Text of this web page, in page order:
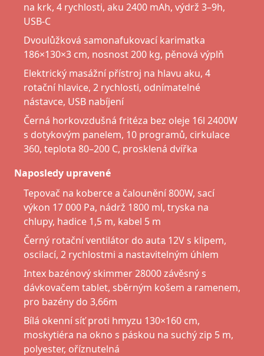
na krk, 4 rychlosti, aku 2400 mAh, výdrž 3–9h,
USB-C
Dvoulůžková samonafukovací karimatka
186×130×3 cm, nosnost 200 kg, pěnová výplň
Elektrický masážní přístroj na hlavu aku, 4
rotační hlavice, 2 rychlosti, odnímatelné
nástavce, USB nabíjení
Černá horkovzdušná fritéza bez oleje 16l 2400W
s dotykovým panelem, 10 programů, cirkulace
360, teplota 80–200 C, prosklená dvířka
Naposledy upravené
Tepovač na koberce a čalounění 800W, sací
výkon 17 000 Pa, nádrž 1800 ml, tryska na
chlupy, hadice 1,5 m, kabel 5 m
Černý rotační ventilátor do auta 12V s klipem,
oscilací, 2 rychlostmi a nastavitelným úhlem
Intex bazénový skimmer 28000 závěsný s
dávkovačem tablet, sběrným košem a ramenem,
pro bazény do 3,66m
Bílá okenní síť proti hmyzu 130×160 cm,
moskytiéra na okno s páskou na suchý zip 5 m,
polyester, oříznutelná